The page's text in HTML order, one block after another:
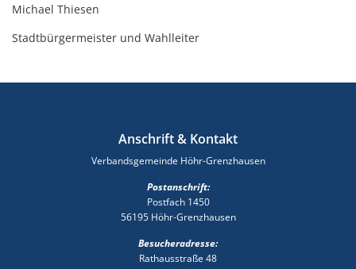
Michael Thiesen
Stadtbürgermeister und Wahlleiter
Anschrift & Kontakt
Verbandsgemeinde Höhr-Grenzhausen
Postanschrift:
Postfach 1450
56195 Höhr-Grenzhausen
Besucheradresse:
Rathausstraße 48